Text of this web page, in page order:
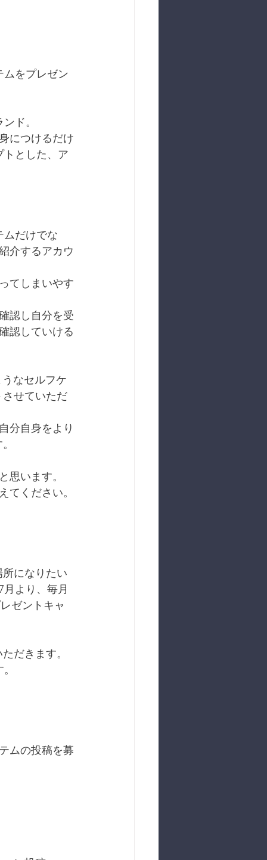
ムをプレゼン
ド。
につけるだけ
トとした、ア
ムだけでな
介するアカウ
てしまいやす
認し自分を受
認していける
な﻿セルフケ
せていただ
分自身をより
思います。
てください。
になりたい
より、毎月
ゼントキャ
だきます。
ムの投稿を募